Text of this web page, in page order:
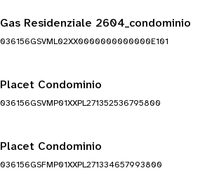
Gas Residenziale 2604_condominio
036156GSVML02XX0000000000000E101
Placet Condominio
036156GSVMP01XXPL271352536795800
Placet Condominio
036156GSFMP01XXPL271334657993800